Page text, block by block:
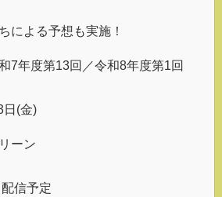
による予想も実施！
年度第13回／令和8年度第1回
日(金)
ーン
信予定